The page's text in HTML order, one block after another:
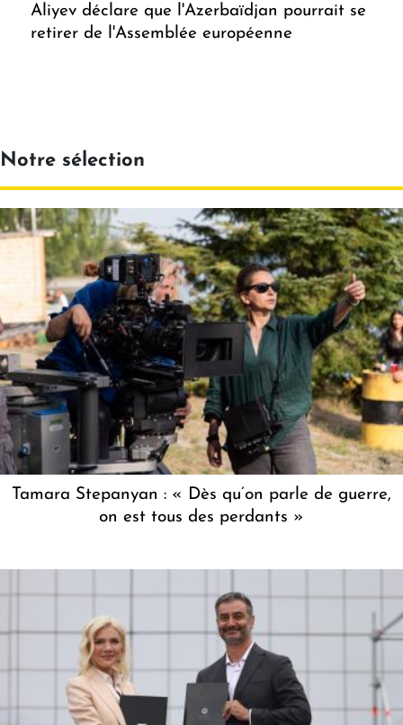
Aliyev déclare que l'Azerbaïdjan pourrait se
retirer de l'Assemblée européenne
Notre sélection
Tamara Stepanyan : « Dès qu’on parle de guerre,
on est tous des perdants »